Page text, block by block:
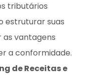
tributários
estruturar suas
as vantagens
a conformidade.
de Receitas e